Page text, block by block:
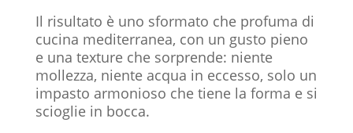
Il risultato è uno sformato che profuma di
cucina mediterranea, con un gusto pieno
e una texture che sorprende: niente
mollezza, niente acqua in eccesso, solo un
impasto armonioso che tiene la forma e si
scioglie in bocca.